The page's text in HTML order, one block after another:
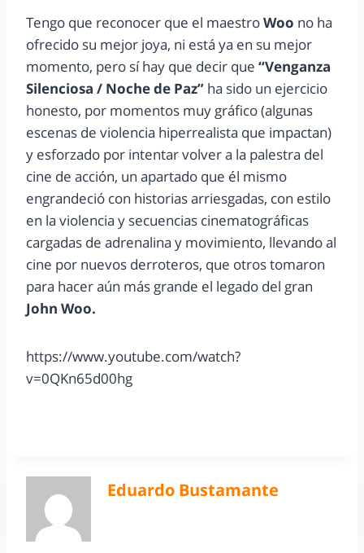
Tengo que reconocer que el maestroWoo no ha
ofrecido su mejor joya, ni está ya en su mejor
momento, pero sí hay que decir que “Venganza
Silenciosa / Noche de Paz” ha sido un ejercicio
honesto, por momentos muy gráfico (algunas
escenas de violencia hiperrealista que impactan)
y esforzado por intentar volver a la palestra del
cine de acción, un apartado que él mismo
engrandeció con historias arriesgadas, con estilo
en la violencia y secuencias cinematográficas
cargadas de adrenalina y movimiento, llevando al
cine por nuevos derroteros, que otros tomaron
para hacer aún más grande el legado del gran
John Woo.
https://www.youtube.com/watch?
v=0QKn65d00hg
Eduardo Bustamante